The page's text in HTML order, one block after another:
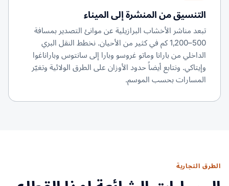
التنسيق من المنشرة إلى الميناء
تبعد مناشر الأخشاب البرازيلية عن موانئ التصدير بمسافة
500–1,200 كم في كثير من الأحيان. نخطط النقل البري
الداخلي من بارانا وماتو غروسو وبارا إلى سانتوس وباراناغوا
وإيتاكي. ونتابع أيضاً حدود الأوزان على الطرق الولائية وتغيّر
المسارات بحسب الموسم.
الطرق التجارية